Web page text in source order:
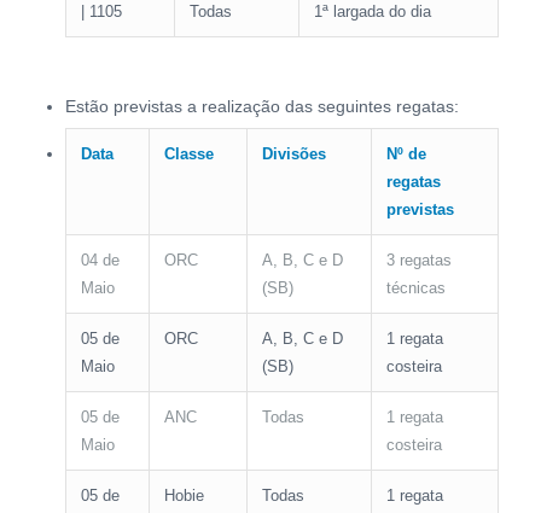
| 1105
Todas
1ª largada do dia
Estão previstas a realização das seguintes regatas:
Data Classe Divisões
Nº de
regatas
previstas
04 de
Maio
ORC
A, B, C e D
(SB)
3 regatas
técnicas
05 de
Maio
ORC
A, B, C e D
(SB)
1 regata
costeira
05 de
Maio
ANC Todas
1 regata
costeira
05 de
Hobie
Todas
1 regata